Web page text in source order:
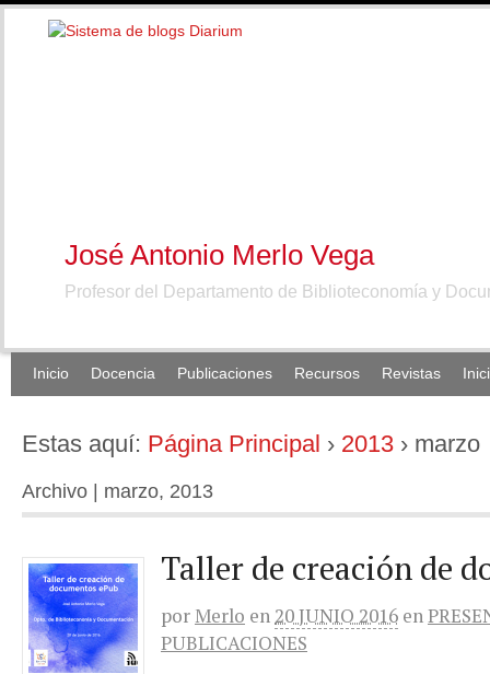
José Antonio Merlo Vega
Profesor del Departamento de Biblioteconomía y
Inicio Docencia Publicaciones Recursos Revistas
Estas aquí: Página Principal › 2013 › marzo
Archivo | marzo, 2013
Taller de creación de
por Merlo en 20 JUNIO 2016 en
PUBLICACIONES